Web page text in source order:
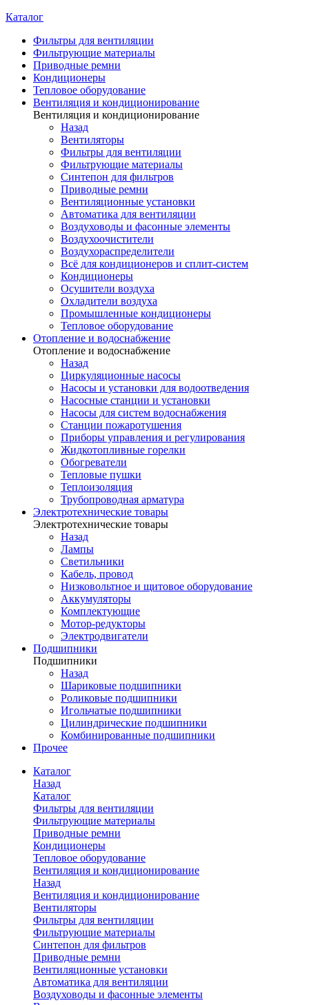
Каталог
Фильтры для вентиляции
Фильтрующие материалы
Приводные ремни
Кондиционеры
Тепловое оборудование
Вентиляция и кондиционирование
Вентиляция и кондиционирование
Назад
Вентиляторы
Фильтры для вентиляции
Фильтрующие материалы
Синтепон для фильтров
Приводные ремни
Вентиляционные установки
Автоматика для вентиляции
Воздуховоды и фасонные элементы
Воздухоочистители
Воздухораспределители
Всё для кондиционеров и сплит-систем
Кондиционеры
Осушители воздуха
Охладители воздуха
Промышленные кондиционеры
Тепловое оборудование
Отопление и водоснабжение
Отопление и водоснабжение
Назад
Циркуляционные насосы
Насосы и установки для водоотведения
Насосные станции и установки
Насосы для систем водоснабжения
Станции пожаротушения
Приборы управления и регулирования
Жидкотопливные горелки
Обогреватели
Тепловые пушки
Теплоизоляция
Трубопроводная арматура
Электротехнические товары
Электротехнические товары
Назад
Лампы
Светильники
Кабель, провод
Низковольтное и щитовое оборудование
Аккумуляторы
Комплектующие
Мотор-редукторы
Электродвигатели
Подшипники
Подшипники
Назад
Шариковые подшипники
Роликовые подшипники
Игольчатые подшипники
Цилиндрические подшипники
Комбинированные подшипники
Прочее
Каталог
Назад
Каталог
Фильтры для вентиляции
Фильтрующие материалы
Приводные ремни
Кондиционеры
Тепловое оборудование
Вентиляция и кондиционирование
Назад
Вентиляция и кондиционирование
Вентиляторы
Фильтры для вентиляции
Фильтрующие материалы
Синтепон для фильтров
Приводные ремни
Вентиляционные установки
Автоматика для вентиляции
Воздуховоды и фасонные элементы